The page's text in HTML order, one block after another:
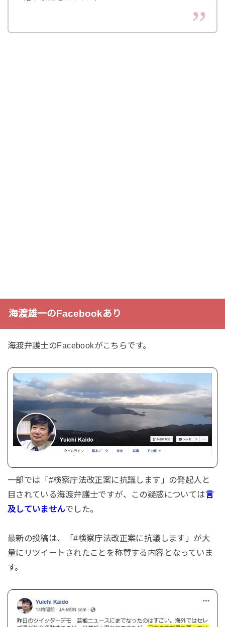
海渡雄一のFacebookあり
海渡弁護士のFacebookがこちらです。
一部では「#検察庁法改正案に抗議します」の発起人と
目されている海渡弁護士ですが、この疑惑については言
及していませんでした。
最新の投稿は、「#検察庁法改正案に抗議します」が大
量にリツイートされたことを称賛する内容となっていま
す。